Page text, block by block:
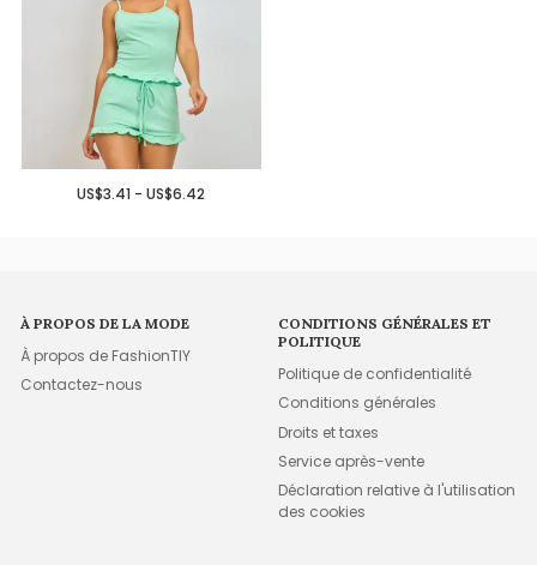
US$3.41 - US$6.42
À PROPOS DE LA MODE
À propos de FashionTIY
Contactez-nous
CONDITIONS GÉNÉRALES ET
POLITIQUE
Politique de confidentialité
Conditions générales
Droits et taxes
Service après-vente
Déclaration relative à l'utilisation
des cookies